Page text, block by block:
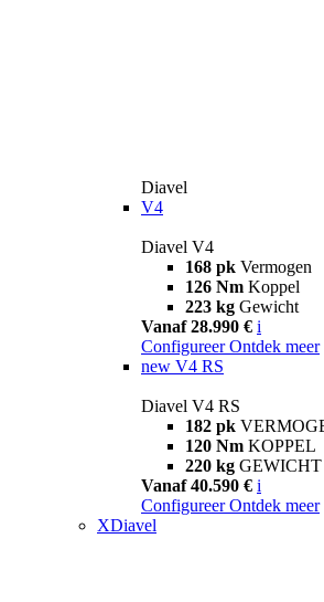
Diavel
V4
Diavel V4
168 pk Vermogen
126 Nm Koppel
223 kg Gewicht
Vanaf 28.990 € i
Configureer Ontdek meer
new V4 RS
Diavel V4 RS
182 pk
120 Nm KOPPEL
220 kg GEWICHT
Vanaf 40.590 € i
Configureer Ontdek meer
XDiavel